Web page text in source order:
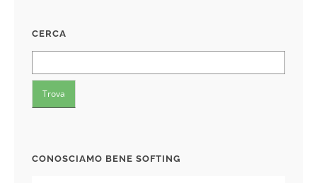
CERCA
CONOSCIAMO BENE SOFTING